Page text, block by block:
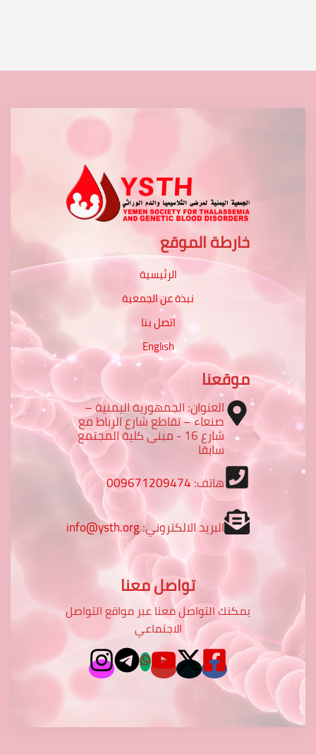
خارطة الموقع
الرئيسية
نبذة عن الجمعية
اتصل بنا
English
موقعنا
العنوان: الجمهورية اليمنية –
صنعاء – تقاطع شارع الرباط مع
شارع 16 - مبنى كلية المجتمع
سابقا
هاتف:009671209474
البريد الالكتروني:info@ysth.org
تواصل معنا
يمكنك التواصل معنا عبر مواقع التواصل
الاجتماعي